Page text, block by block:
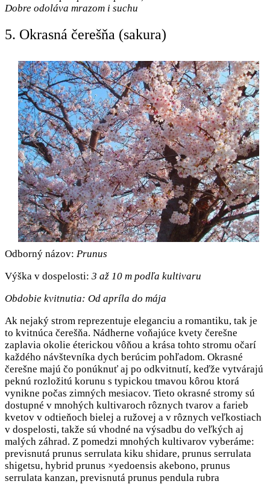
Dobre odoláva mrazom i suchu
5. Okrasná čerešňa (sakura)
Odborný názov: Prunus
Výška v dospelosti: 3 až 10 m podľa kultivaru
Obdobie kvitnutia: Od apríla do mája
Ak nejaký strom reprezentuje eleganciu a romantiku, tak je
to kvitnúca čerešňa. Nádherne voňajúce kvety čerešne
zaplavia okolie éterickou vôňou a krása tohto stromu očarí
každého návštevníka dych berúcim pohľadom. Okrasné
čerešne majú čo ponúknuť aj po odkvitnutí, keďže vytvárajú
peknú rozložitú korunu s typickou tmavou kôrou ktorá
vynikne počas zimných mesiacov. Tieto okrasné stromy sú
dostupné v mnohých kultivaroch rôznych tvarov a farieb
kvetov v odtieňoch bielej a ružovej a v rôznych veľkostiach
v dospelosti, takže sú vhodné na výsadbu do veľkých aj
malých záhrad. Z pomedzi mnohých kultivarov vyberáme:
previsnutá prunus serrulata kiku shidare, prunus serrulata
shigetsu, hybrid prunus ×yedoensis akebono, prunus
serrulata kanzan, previsnutá prunus pendula rubra